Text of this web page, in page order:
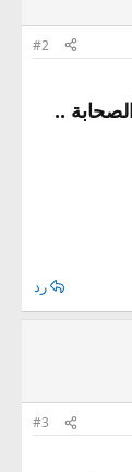
#2
..
رد
#3